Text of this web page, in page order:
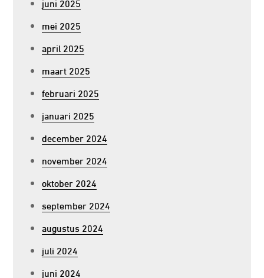
mei 2025
april 2025
maart 2025
februari 2025
januari 2025
december 2024
november 2024
oktober 2024
september 2024
augustus 2024
juli 2024
juni 2024